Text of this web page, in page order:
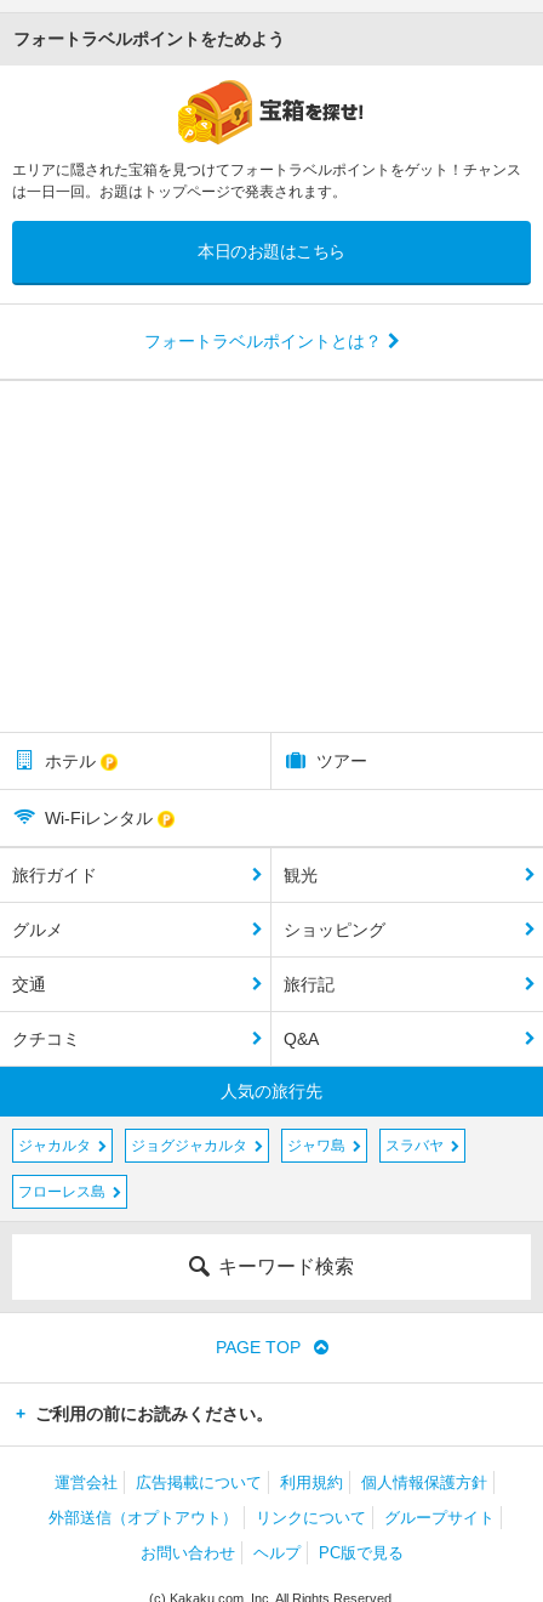
フォートラベルポイントをためよう
エリアに隠された宝箱を見つけてフォートラベルポイントをゲット！チャンス
は一日一回。お題はトップページで発表されます。
本日のお題はこちら
フォートラベルポイントとは？
ホテル ツアー
Wi-Fiレンタル
旅行ガイド 観光
グルメ ショッピング
交通 旅行記
クチコミ Q&A
人気の旅行先
ジャカルタ ジョグジャカルタ ジャワ島 スラバヤ
フローレス島
キーワード検索
PAGE TOP
ご利用の前にお読みください。
運営会社 広告掲載について 利用規約
個人情報保護方針
外部送信（オプトアウト）
リンクについて
グループサイト
お問い合わせ
ヘルプ PC版で見る
(c) Kakaku.com, Inc. All Rights Reserved.